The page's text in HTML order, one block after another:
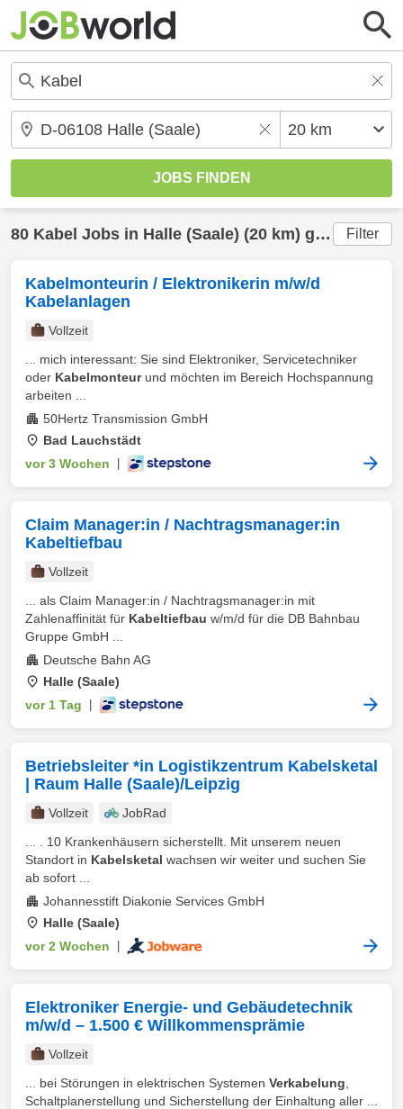
80 Kabel Jobs in Halle (Saale) (20 km) gefunden Filter
Kabelmonteurin / Elektronikerin m/w/d
Kabelanlagen
Vollzeit
... mich interessant: Sie sind Elektroniker, Servicetechniker
oder Kabelmonteurund möchten im Bereich Hochspannung
arbeiten ...
50Hertz Transmission GmbH
Bad Lauchstädt
vor 3 Wochen
Claim Manager:in / Nachtragsmanager:in
Kabeltiefbau
Vollzeit
... als Claim Manager:in / Nachtragsmanager:in mit
Zahlenaffinität für Kabeltiefbau w/m/d für die DB Bahnbau
Gruppe GmbH ...
Deutsche Bahn AG
Halle (Saale)
vor 1 Tag
Betriebsleiter *in Logistikzentrum Kabelsketal
| Raum Halle (Saale)/Leipzig
Vollzeit
JobRad
... . 10 Krankenhäusern sicherstellt. Mit unserem neuen
Standort in Kabelsketal wachsen wir weiter und suchen Sie
ab sofort ...
Johannesstift Diakonie Services GmbH
Halle (Saale)
vor 2 Wochen
Elektroniker Energie- und Gebäudetechnik
m/w/d – 1.500 € Willkommensprämie
Vollzeit
... bei Störungen in elektrischen Systemen Verkabelung
Schaltplanerstellung und Sicherstellung der Einhaltung aller ...